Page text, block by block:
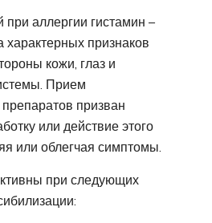
аллергии гистамин –
характерных признаков
кожи, глаз и
Прием
призван
или действие этого
или облегчая симптомы.
при следующих